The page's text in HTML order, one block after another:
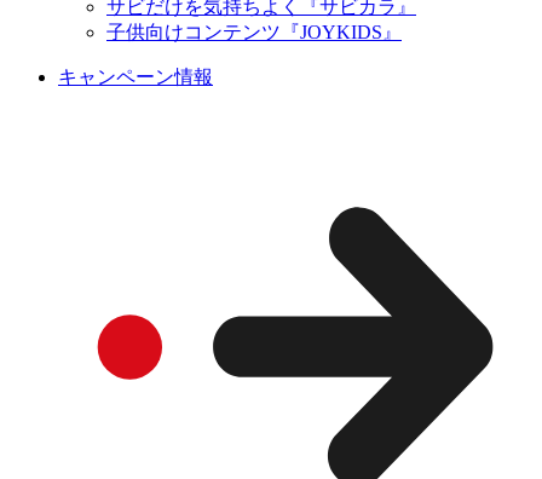
サビだけを気持ちよく『サビカラ』
子供向けコンテンツ『JOYKIDS』
キャンペーン情報